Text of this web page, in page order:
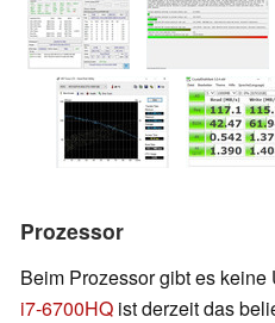
Prozessor
Beim Prozessor gibt es
i7-6700HQ ist derzeit das